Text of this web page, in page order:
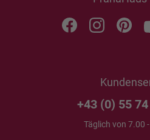
+43 (0) 55
Täglich von 7.00